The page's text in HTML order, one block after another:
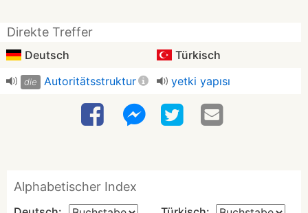
Direkte Treffer
Deutsch Türkisch
die Autoritätsstruktur yetki yapısı
Alphabetischer Index